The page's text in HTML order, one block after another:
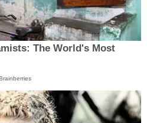
The World's Most